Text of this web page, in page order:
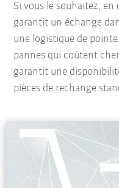
Si vous le souhaitez, en
garantit un échange
une logistique de
pannes qui coûtent
garantit une
pièces de rechange